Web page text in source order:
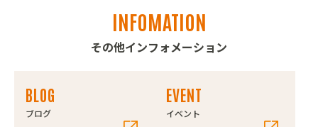
INFOMATION
その他インフォメーション
BLOG
ブログ
EVENT
イベント